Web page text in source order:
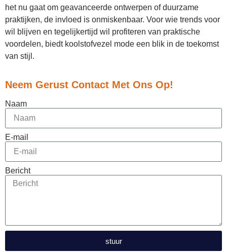
het nu gaat om geavanceerde ontwerpen of duurzame
praktijken, de invloed is onmiskenbaar. Voor wie trends voor
wil blijven en tegelijkertijd wil profiteren van praktische
voordelen, biedt koolstofvezel mode een blik in de toekomst
van stijl.
Neem Gerust Contact Met Ons Op!
Naam
E-mail
Bericht
stuur